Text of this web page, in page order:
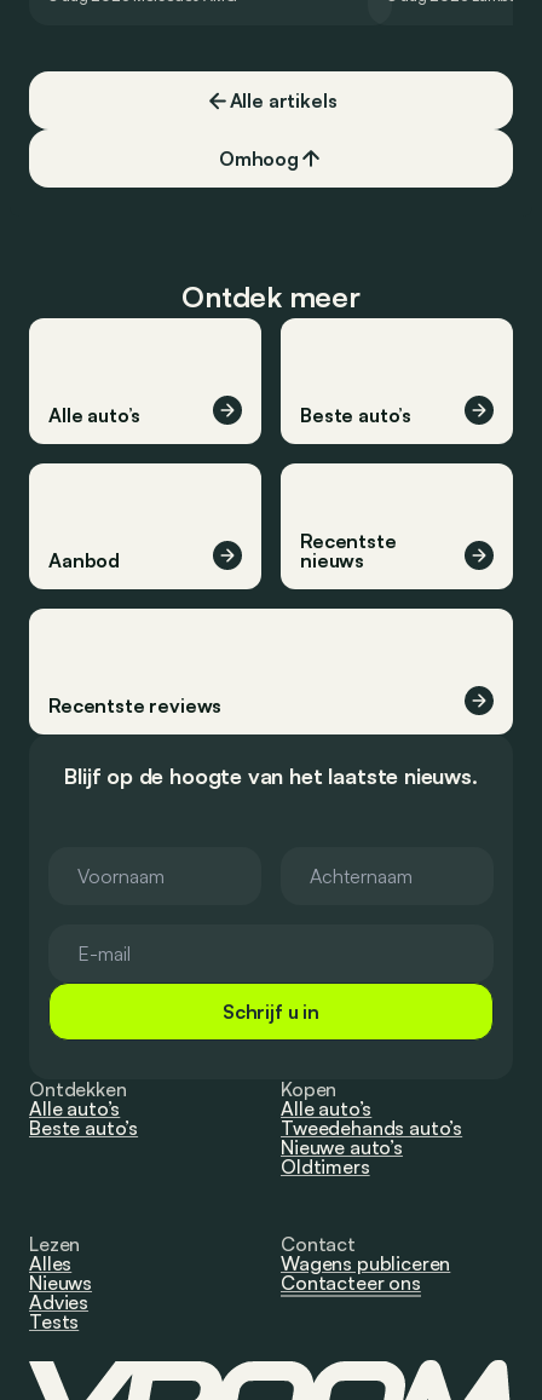
een record voor
Alle artikels
Omhoog
Ontdek meer
Alle auto’s Beste auto’s
Aanbod
Recentste
nieuws
Recentste reviews
Blijf op de hoogte van het laatste nieuws.
Schrijf u in
Ontdekken
Alle auto’s
Beste auto’s
Kopen
Alle auto’s
Tweedehands auto’s
Nieuwe auto’s
Oldtimers
Lezen
Alles
Nieuws
Advies
Tests
Contact
Wagens publiceren
Contacteer ons